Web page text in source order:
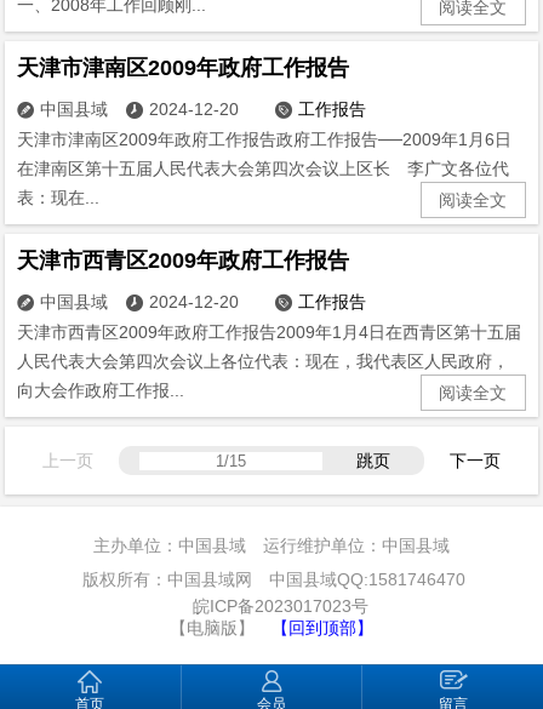
一、2008年工作回顾刚...
阅读全文
天津市津南区2009年政府工作报告
 中国县域  2024-12-20  工作报告
天津市津南区2009年政府工作报告政府工作报告──2009年1月6日
在津南区第十五届人民代表大会第四次会议上区长 李广文各位代
表：现在...
阅读全文
天津市西青区2009年政府工作报告
 中国县域  2024-12-20  工作报告
天津市西青区2009年政府工作报告2009年1月4日在西青区第十五届
人民代表大会第四次会议上各位代表：现在，我代表区人民政府，
向大会作政府工作报...
阅读全文
上一页 跳页 下一页
主办单位：中国县域 运行维护单位：中国县域
版权所有：中国县域网 中国县域QQ:1581746470
皖ICP备2023017023号
【电脑版】
【回到顶部】
首页 会员 留言